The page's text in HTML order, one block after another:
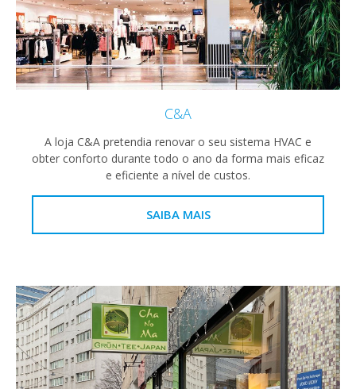
C&A
A loja C&A pretendia renovar o seu sistema HVAC e
obter conforto durante todo o ano da forma mais eficaz
e eficiente a nível de custos.
SAIBA MAIS